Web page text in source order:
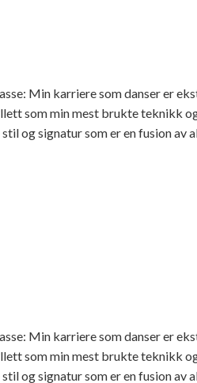
Min karriere som danser er
som min mest brukte teknikk
og signatur som er en fusion av
Min karriere som danser er
som min mest brukte teknikk
og signatur som er en fusion av